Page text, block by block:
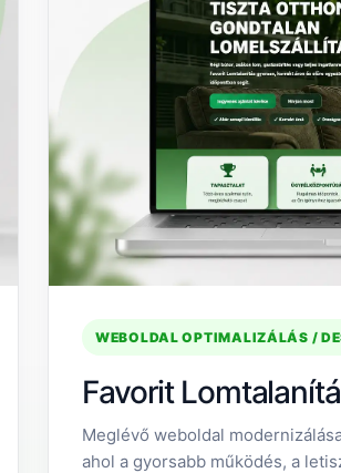
WEBOLDAL OPTIMALIZÁLÁS /
Favorit
Meglévő weboldal
ahol a gyorsabb működés, a